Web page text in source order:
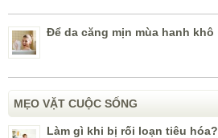
Để da căng mịn mùa hanh khô
MẸO VẶT CUỘC SỐNG
Làm gì khi bị rối loạn tiêu hóa?